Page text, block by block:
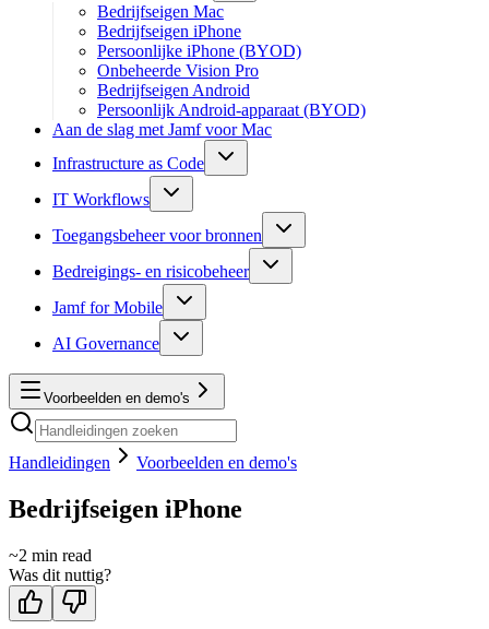
Bedrijfseigen Mac
Bedrijfseigen iPhone
Persoonlijke iPhone (BYOD)
Onbeheerde Vision Pro
Bedrijfseigen Android
Persoonlijk Android-apparaat (BYOD)
Aan de slag met Jamf voor Mac
Infrastructure as Code
IT Workflows
Toegangsbeheer voor bronnen
Bedreigings- en risicobeheer
Jamf for Mobile
AI Governance
Voorbeelden en demo's
Handleidingen Voorbeelden en demo's
Bedrijfseigen iPhone
~2 min read
Was dit nuttig?